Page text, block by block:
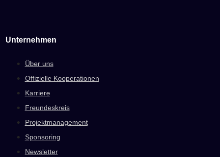
Unternehmen
Über uns
Offizielle Kooperationen
Karriere
Freundeskreis
Projektmanagement
Sponsoring
Newsletter